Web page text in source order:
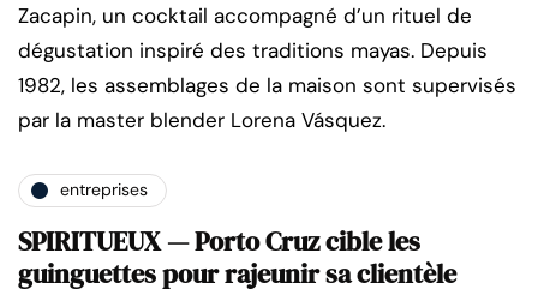
Zacapin, un cocktail accompagné d’un rituel de
dégustation inspiré des traditions mayas. Depuis
1982, les assemblages de la maison sont supervisés
par la master blender Lorena Vásquez.
entreprises
SPIRITUEUX — Porto Cruz cible les
guinguettes pour rajeunir sa clientèle